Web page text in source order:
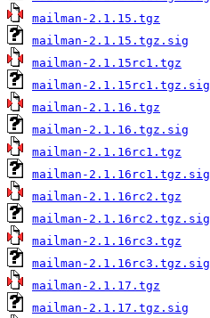
mailman-2.1.15.tgz
mailman-2.1.15.tgz.sig
mailman-2.1.15rc1.tgz
mailman-2.1.15rc1.tgz.sig
mailman-2.1.16.tgz
mailman-2.1.16.tgz.sig
mailman-2.1.16rc1.tgz
mailman-2.1.16rc1.tgz.sig
mailman-2.1.16rc2.tgz
mailman-2.1.16rc2.tgz.sig
mailman-2.1.16rc3.tgz
mailman-2.1.16rc3.tgz.sig
mailman-2.1.17.tgz
mailman-2.1.17.tgz.sig